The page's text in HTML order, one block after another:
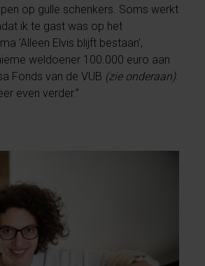
op gulle schenkers. Soms werkt
ik te gast was op het
‘Alleen Elvis blijft bestaan’,
weldoener 100.000 euro aan
Fonds van de VUB (zie onderaan).
even verder.”